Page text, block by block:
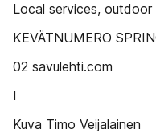
Local services,
KEVÄTNUMERO
02 savulehti.com
I
Kuva Timo Veijalainen